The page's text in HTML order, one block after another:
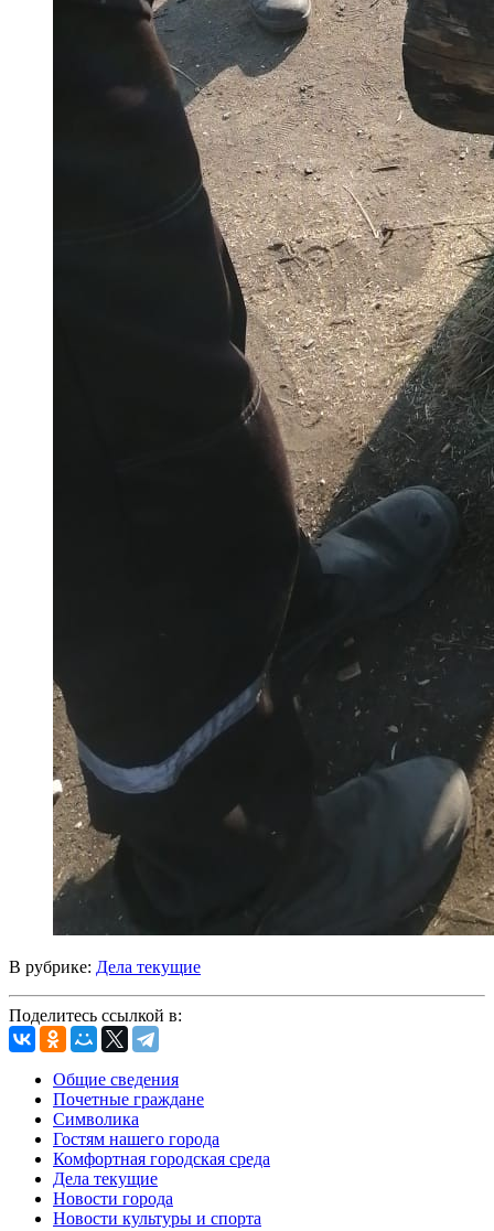
В рубрике: Дела текущие
Поделитесь ссылкой в:
Общие сведения
Почетные граждане
Символика
Гостям нашего города
Комфортная городская среда
Дела текущие
Новости города
Новости культуры и спорта